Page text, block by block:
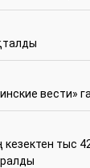
вести»
тыс